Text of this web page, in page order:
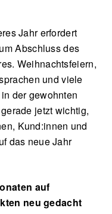
Jahr erfordert
Abschluss des
Weihnachtsfeiern,
und viele
der gewohnten
jetzt wichtig,
Kund:innen und
das neue Jahr
auf
neu gedacht